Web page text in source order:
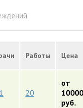
Работы Цена
20
от
10000
руб.